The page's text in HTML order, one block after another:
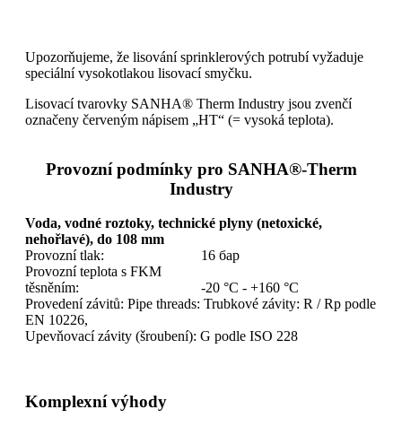
Upozorňujeme, že lisování sprinklerových potrubí vyžaduje
speciální vysokotlakou lisovací smyčku.
Lisovací tvarovky SANHA® Therm Industry jsou zvenčí
označeny červeným nápisem „HT“ (= vysoká teplota).
Provozní podmínky pro SANHA®‑Therm
Industry
Voda, vodné roztoky, technické plyny (netoxické,
nehořlavé), do 108 mm
Provozní tlak:
16 бар
Provozní teplota s FKM
těsněním:
-20 °C - +160 °C
Provedení závitů: Pipe threads: Trubkové závity: R / Rp podle
EN 10226,
Upevňovací závity (šroubení): G podle ISO 228
Komplexní výhody